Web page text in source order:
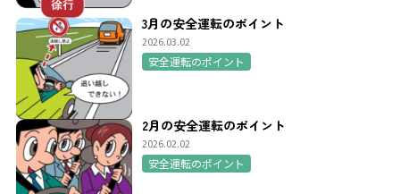
3月の安全運転のポイント
2026.03.02
安全運転のポイント
2月の安全運転のポイント
2026.02.02
安全運転のポイント